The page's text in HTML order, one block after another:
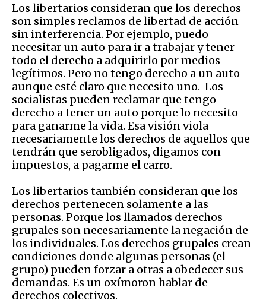
Los libertarios consideran que los derechos
son simples reclamos de libertad de acción
sin interferencia. Por ejemplo, puedo
necesitar un auto para ir a trabajary tener
todo el derecho a adquirirlo por medios
legítimos. Pero no tengo derecho a un auto
aunque esté claro que necesito uno. Los
socialistas pueden reclamar que tengo
derecho atener un auto porque lo necesito
para ganarme la vida. Esa visión viola
necesariamente los derechos de aquellos que
tendrán que serobligados, digamos con
impuestos, a pagarme el carro.
Los libertarios también consideran que los
derechos pertenecen solamente a las
personas. Porque los llamados derechos
grupales son necesariamente la negación de
los individuales. Los derechos grupales crean
condiciones donde algunas personas (el
grupo) pueden forzar a otras a obedecer sus
demandas. Es un oxímoronhablar de
derechos colectivos.